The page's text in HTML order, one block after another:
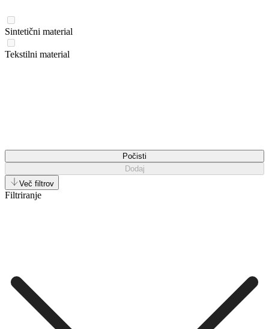
Sintetični material
Tekstilni material
Počisti
Dodaj
Več filtrov
Filtriranje